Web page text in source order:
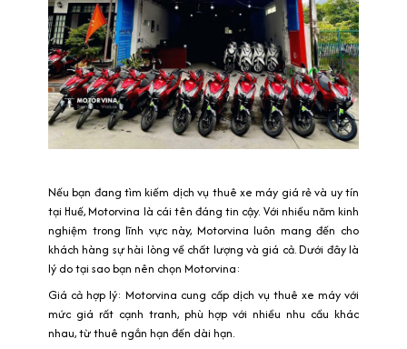
Nếu bạn đang tìm kiếm dịch vụ thuê xe máy giá rẻ và uy tín
tại Huế, Motorvina là cái tên đáng tin cậy. Với nhiều năm kinh
nghiệm trong lĩnh vực này, Motorvina luôn mang đến cho
khách hàng sự hài lòng về chất lượng và giá cả. Dưới đây là
lý do tại sao bạn nên chọn Motorvina:
Giá cả hợp lý: Motorvina cung cấp dịch vụ thuê xe máy với
mức giá rất cạnh tranh, phù hợp với nhiều nhu cầu khác
nhau, từ thuê ngắn hạn đến dài hạn.